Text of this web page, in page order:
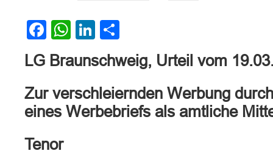
Facebook
WhatsApp
LinkedIn
LG Braunschweig, Urteil vom
Zur verschleiernden Werbung
eines Werbebriefs als amtliche
Tenor